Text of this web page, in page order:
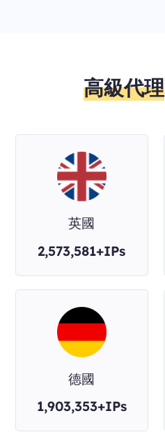
高級代理
英國
2,573,581+IPs
德國
1,903,353+IPs